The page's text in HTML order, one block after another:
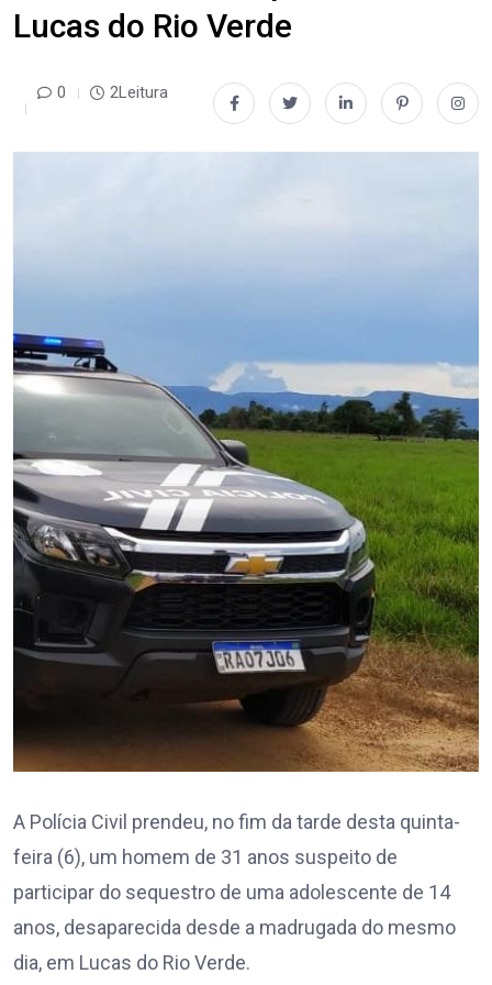
Lucas do Rio Verde
0 2Leitura
A Polícia Civil prendeu, no fim da tarde desta quinta-
feira (6), um homem de 31 anos suspeito de
participar do sequestro de uma adolescente de 14
anos, desaparecida desde a madrugada do mesmo
dia, em Lucas do Rio Verde.